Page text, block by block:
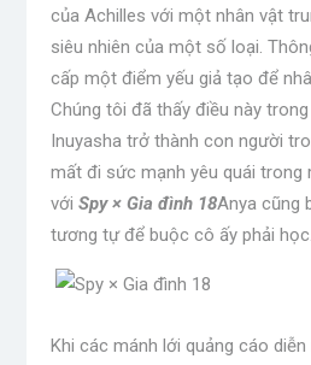
của Achilles với một nhân vật
siêu nhiên của một số loại.
cấp một điểm yếu giả tạo để
Chúng tôi đã thấy điều này trong
Inuyasha trở thành con người
mất đi sức mạnh yêu quái trong
với Spy × Gia đình 18Anya cũng
tương tự để buộc cô ấy phải học.
Khi các mánh lới quảng cáo